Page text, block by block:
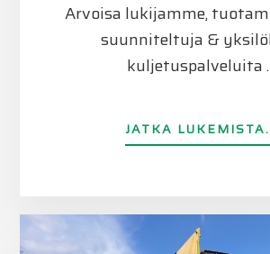
Arvoisa lukijamme,
suunniteltuja &
kuljetuspalveluita
JATKA